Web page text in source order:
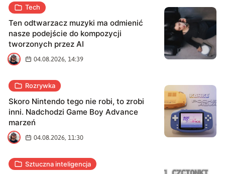
Tech
Ten odtwarzacz muzyki ma odmienić
nasze podejście do kompozycji
tworzonych przez AI
B 04.08.2026, 14:39
Rozrywka
Skoro Nintendo tego nie robi, to zrobi
inni. Nadchodzi Game Boy Advance
marzeń
B 04.08.2026, 11:30
Sztuczna inteligencja